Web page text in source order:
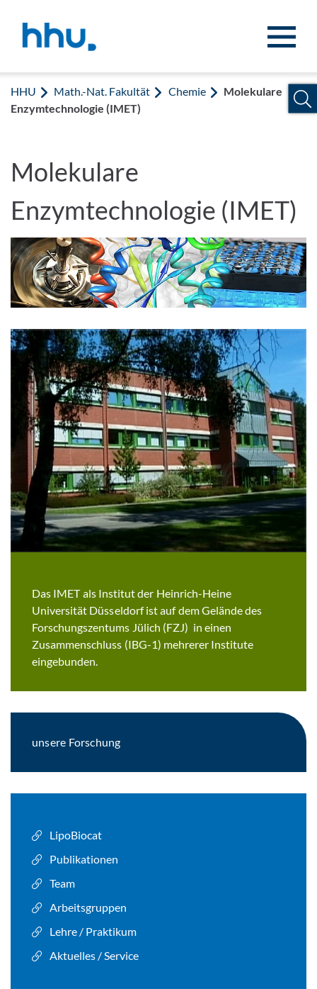
HHU Math.-Nat. Fakultät Chemie
Molekulare
Enzymtechnologie (IMET)
Molekulare
Enzymtechnologie (IMET)
Das IMET als Institut der Heinrich-Heine
Universität Düsseldorf ist auf dem Gelände des
Forschungszentums Jülich (FZJ) in einen
Zusammenschluss (IBG-1) mehrerer Institute
eingebunden.
unsere Forschung
LipoBiocat
Publikationen
Team
Arbeitsgruppen
Lehre / Praktikum
Aktuelles / Service